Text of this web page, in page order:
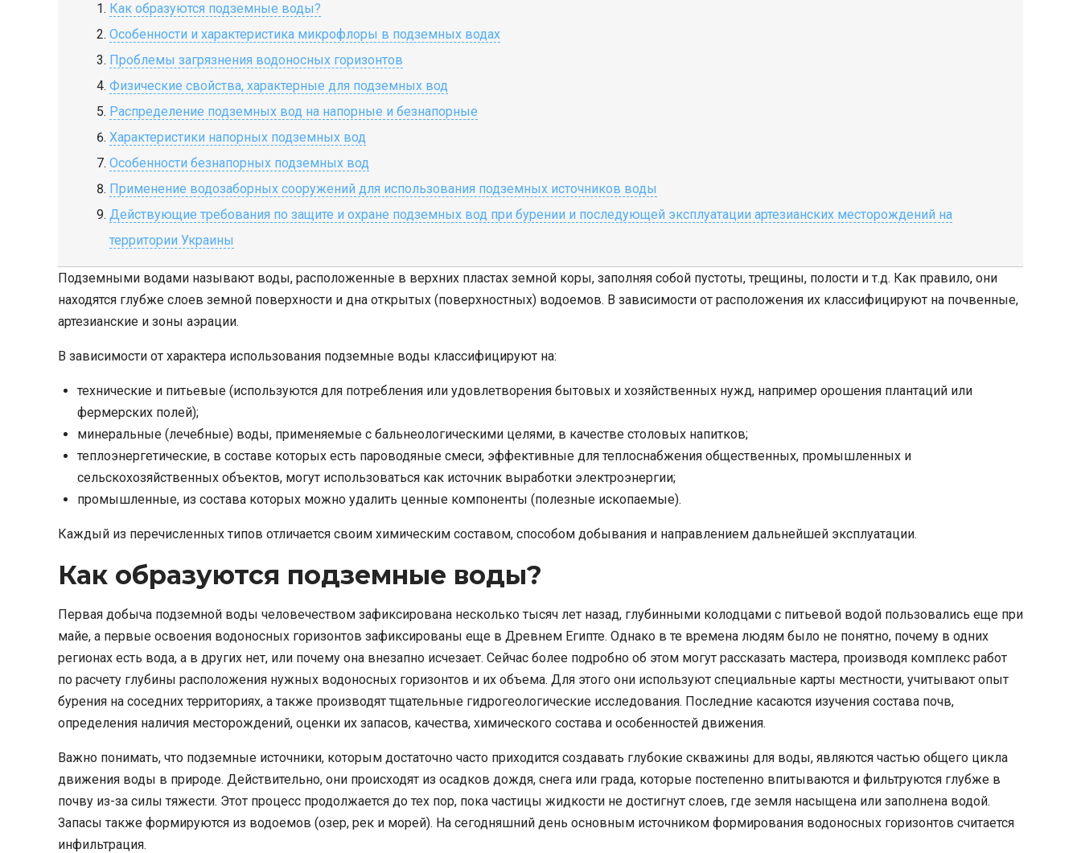
Как образуются подземные воды?
Особенности и характеристика микрофлоры в подземных водах
Проблемы загрязнения водоносных горизонтов
Физические свойства, характерные для подземных вод
Распределение подземных вод на напорные и безнапорные
Характеристики напорных подземных вод
Особенности безнапорных подземных вод
Применение водозаборных сооружений для использования подземных источников воды
Действующие требования по защите и охране подземных вод при бурении и последующей эксплуатации артезианских месторождений на
территории Украины
Подземными водами называют воды, расположенные в верхних пластах земной коры, заполняя собой пустоты, трещины, полости и т.д. Как правило, они
находятся глубже слоев земной поверхности и дна открытых (поверхностных) водоемов. В зависимости от расположения их классифицируют на почвенные,
артезианские и зоны аэрации.
В зависимости от характера использования подземные воды классифицируют на:
технические и питьевые (используются для потребления или удовлетворения бытовых и хозяйственных нужд, например орошения плантаций или
фермерских полей);
минеральные (лечебные) воды, применяемые с бальнеологическими целями, в качестве столовых напитков;
теплоэнергетические, в составе которых есть пароводяные смеси, эффективные для теплоснабжения общественных, промышленных и
сельскохозяйственных объектов, могут использоваться как источник выработки электроэнергии;
промышленные, из состава которых можно удалить ценные компоненты (полезные ископаемые).
Каждый из перечисленных типов отличается своим химическим составом, способом добывания и направлением дальнейшей эксплуатации.
Как образуются подземные воды?
Первая добыча подземной воды человечеством зафиксирована несколько тысяч лет назад, глубинными колодцами с питьевой водой пользовались еще при
майе, а первые освоения водоносных горизонтов зафиксированы еще в Древнем Египте. Однако в те времена людям было не понятно, почему в одних
регионах есть вода, а в других нет, или почему она внезапно исчезает. Сейчас более подробно об этом могут рассказать мастера, производя комплекс работ
по расчету глубины расположения нужных водоносных горизонтов и их объема. Для этого они используют специальные карты местности, учитывают опыт
бурения на соседних территориях, а также производят тщательные гидрогеологические исследования. Последние касаются изучения состава почв,
определения наличия месторождений, оценки их запасов, качества, химического состава и особенностей движения.
Важно понимать, что подземные источники, которым достаточно часто приходится создавать глубокие скважины для воды, являются частью общего цикла
движения воды в природе. Действительно, они происходят из осадков дождя, снега или града, которые постепенно впитываются и фильтруются глубже в
почву из-за силы тяжести. Этот процесс продолжается до тех пор, пока частицы жидкости не достигнут слоев, где земля насыщена или заполнена водой.
Запасы также формируются из водоемов (озер, рек и морей). На сегодняшний день основным источником формирования водоносных горизонтов считается
инфильтрация.